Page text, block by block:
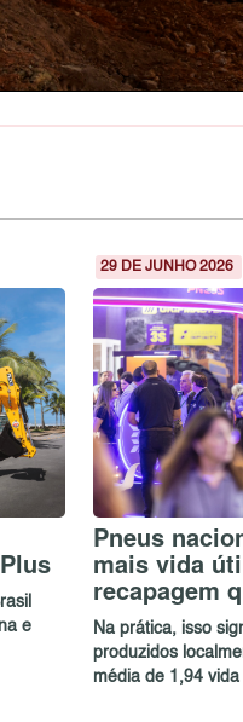
e
29 DE JUNHO 2026
Pneus
mais vida
recapagem
Na prática, isso
produzidos
média de 1,94 vida